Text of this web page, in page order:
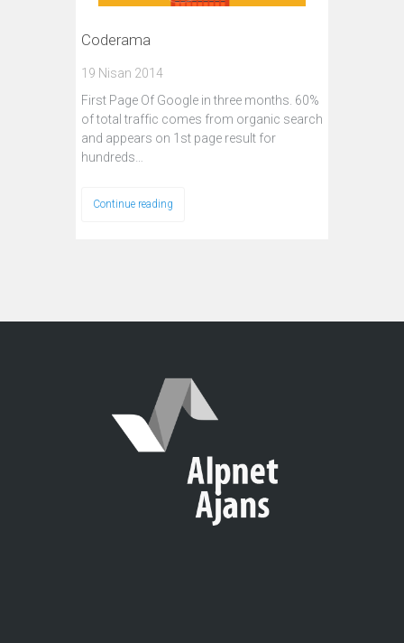
Coderama
19 Nisan 2014
First Page Of Google in three months. 60%
of total traffic comes from organic search
and appears on 1st page result for
hundreds…
Continue reading